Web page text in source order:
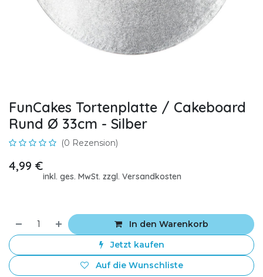
FunCakes Tortenplatte / Cakeboard
Rund Ø 33cm - Silber
(0 Rezension)
4,99 €
inkl. ges. MwSt. zzgl. Versandkosten
In den Warenkorb
Jetzt kaufen
Auf die Wunschliste